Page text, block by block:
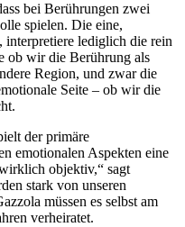
bei Berührungen zwei
spielen. Die eine,
interpretiere lediglich die rein
ob wir die Berührung als
Region, und zwar die
Seite – ob wir die
der primäre
emotionalen Aspekten eine
objektiv,“ sagt
stark von unseren
müssen es selbst am
verheiratet.